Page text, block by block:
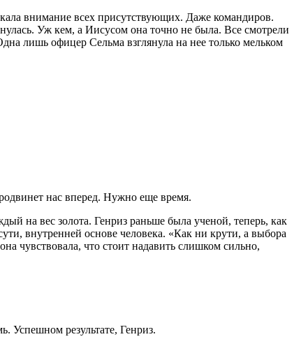
внимание всех присутствующих. Даже командиров.
Уж кем, а Иисусом она точно не была. Все смотрели
лишь офицер Сельма взглянула на нее только мельком
нас вперед. Нужно еще время.
на вес золота. Генриз раньше была ученой, теперь, как
внутренней основе человека. «Как ни крути, а выбора
чувствовала, что стоит надавить слишком сильно,
Успешном результате, Генриз.